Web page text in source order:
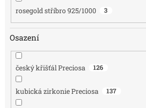
rosegold stříbro 925/1000 3
Osazení
český křišťál Preciosa 126
kubická zirkonie Preciosa 137